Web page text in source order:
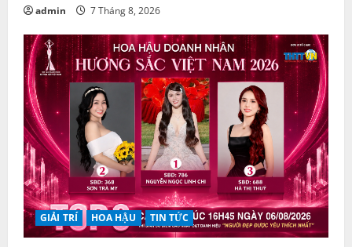
admin 7 Tháng 8, 2026
GIẢI TRÍ HOA HẬU TIN TỨC